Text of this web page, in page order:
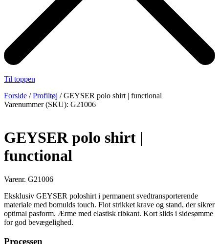
Til toppen
Forside /Profiltøj / GEYSER polo shirt | functional
Varenummer (SKU): G21006
GEYSER polo shirt |
functional
Varenr. G21006
Eksklusiv GEYSER poloshirt i permanent svedtransporterende
materiale med bomulds touch. Flot strikket krave og stand, der sikrer
optimal pasform. Ærme med elastisk ribkant. Kort slids i sidesømme
for god bevægelighed.
Processen